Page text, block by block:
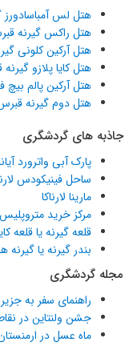
هتل لس
هتل راکس گیرنه
هتل آرکین کلونی
هتل کایا پلازو
هتل آرکین پالم بیچ
هتل دوم گیرنه
جاذبه های گردشگری
پارک آبی واترورد
ساحل فینیکودس
مارینا لارناکا
مرکز خرید متروپلیس
قلعه گیرنه یا قلعه
بندر گیرنه یا گیرنه
مجله گردشگری
راهنمای سفر به
جشن ولنتاین در
ماه عسل در